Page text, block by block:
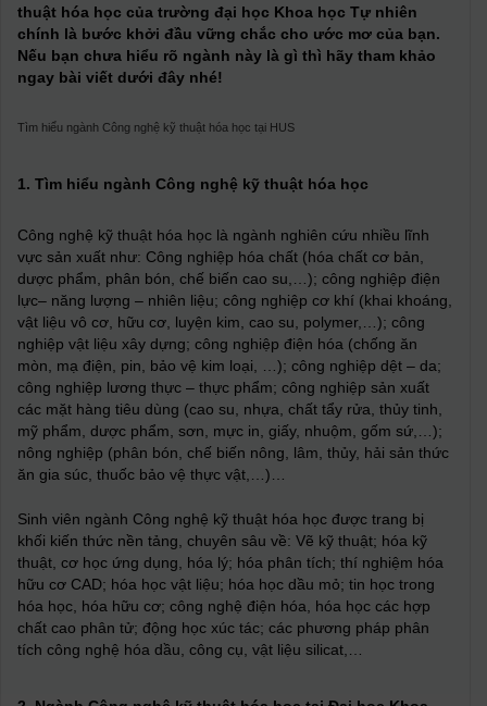
thuật hóa học của trường đại học Khoa học Tự nhiên
chính là bước khởi đầu vững chắc cho ước mơ của bạn.
Nếu bạn chưa hiểu rõ ngành này là gì thì hãy tham khảo
ngay bài viết dưới đây nhé!
Tìm hiểu ngành Công nghệ kỹ thuật hóa học tại HUS
1. Tìm hiểu ngành Công nghệ kỹ thuật hóa học
Công nghệ kỹ thuật hóa học là ngành nghiên cứu nhiều lĩnh
vực sản xuất như: Công nghiệp hóa chất (hóa chất cơ bản,
dược phẩm, phân bón, chế biến cao su,…); công nghiệp điện
lực– năng lượng – nhiên liệu; công nghiệp cơ khí (khai khoáng,
vật liệu vô cơ, hữu cơ, luyện kim, cao su, polymer,…); công
nghiệp vật liệu xây dựng; công nghiệp điện hóa (chống ăn
mòn, mạ điện, pin, bảo vệ kim loại, …); công nghiệp dệt – da;
công nghiệp lương thực – thực phẩm; công nghiệp sản xuất
các mặt hàng tiêu dùng (cao su, nhựa, chất tẩy rửa, thủy tinh,
mỹ phẩm, dược phẩm, sơn, mực in, giấy, nhuộm, gốm sứ,…);
nông nghiệp (phân bón, chế biến nông, lâm, thủy, hải sản thức
ăn gia súc, thuốc bảo vệ thực vật,…)…
Sinh viên ngành Công nghệ kỹ thuật hóa học được trang bị
khối kiến thức nền tảng, chuyên sâu về: Vẽ kỹ thuật; hóa kỹ
thuật, cơ học ứng dụng, hóa lý; hóa phân tích; thí nghiệm hóa
hữu cơ CAD; hóa học vật liệu; hóa học dầu mỏ; tin học trong
hóa học, hóa hữu cơ; công nghệ điện hóa, hóa học các hợp
chất cao phân tử; động học xúc tác; các phương pháp phân
tích công nghệ hóa dầu, công cụ, vật liệu silicat,…